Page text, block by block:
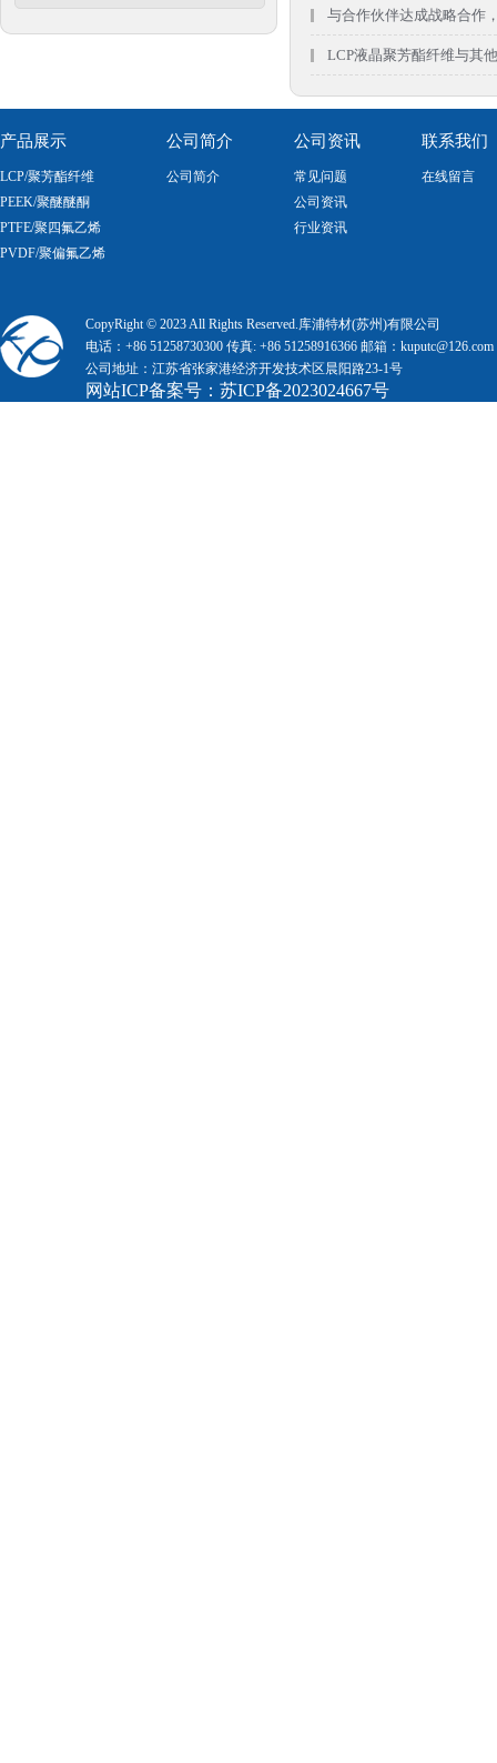
与合作伙伴达成战略合作
LCP液晶聚芳酯纤维与其
产品展示
LCP/聚芳酯纤维
PEEK/聚醚醚酮
PTFE/聚四氟乙烯
PVDF/聚偏氟乙烯
公司简介
公司简介
公司资讯
常见问题
公司资讯
行业资讯
联系我们
在线留言
CopyRight © 2023 All Rights Reserved.库浦特材(苏州)有限公司
电话：+86 51258730300 传真: +86 51258916366 邮箱：kuputc@126.com
公司地址：江苏省张家港经济开发技术区晨阳路23-1号
网站ICP备案号： 苏ICP备2023024667号